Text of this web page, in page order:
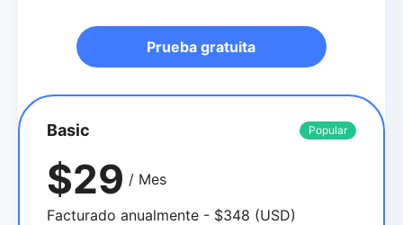
Prueba gratuita
Basic Popular
$29 / Mes
Facturado anualmente - $348 (USD)